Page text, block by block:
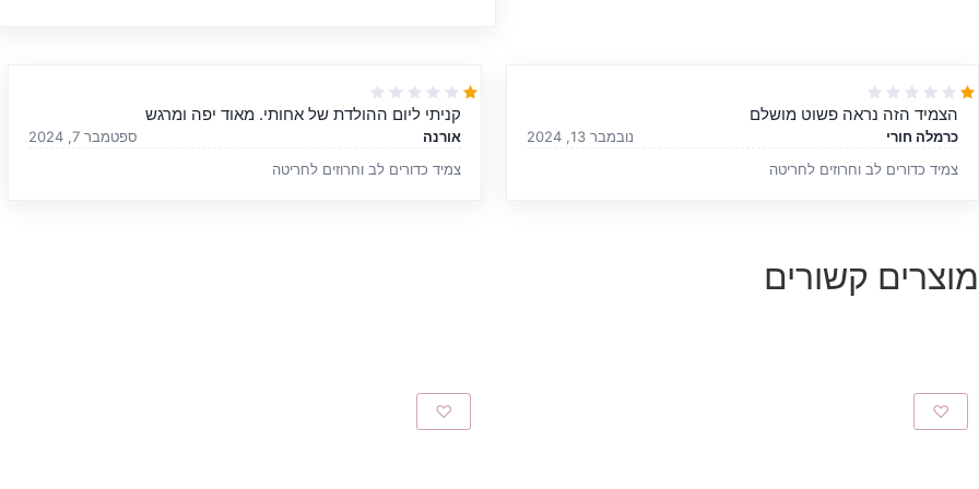
הצמיד הזה נראה פשוט מושלם
כרמלה חורי
נובמבר 13, 2024
צמיד כדורים לב וחרוזים לחריטה
קניתי ליום ההולדת של אחותי. מאוד יפה ומרגש
אורנה
ספטמבר 7, 2024
צמיד כדורים לב וחרוזים לחריטה
מוצרים קשורים
♡
♡